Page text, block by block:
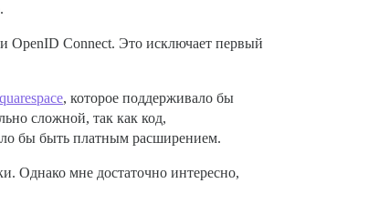
OpenID Connect. Это исключает первый
, которое поддерживало бы
сложной, так как код,
бы быть платным расширением.
Однако мне достаточно интересно,